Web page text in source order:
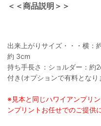
＜＜商品説明＞＞
出来上がりサイズ・・・横：
約 3cm
持ち手長さ：ショルダー：
付き(オプションで有料となり
※見本と同じハワイアンプリ
ンプリントお任せでのご提供